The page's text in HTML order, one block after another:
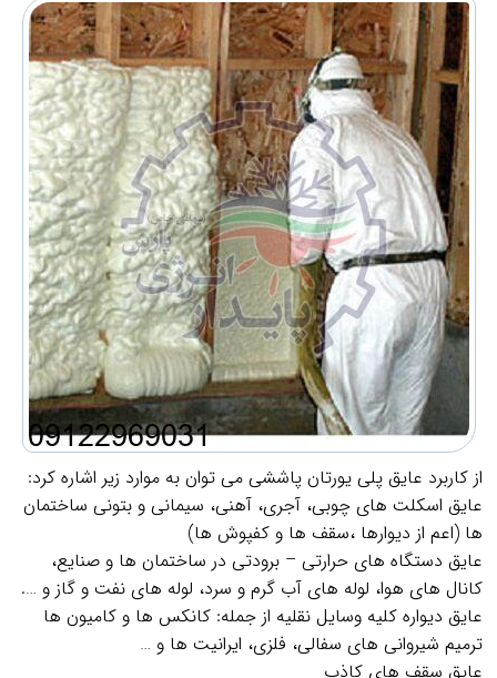
از کاربرد عایق پلی یورتان پاششی می توان به موارد زیر اشاره کرد:
عايق اسکلت هاي چوبي، آجري، آهني، سيماني و بتوني ساختمان
ها (اعم از دیوارها ،سقف ها و کفپوش ها)
عايق دستگاه هاي حرارتي – برودتي در ساختمان ها و صنایع،
کانال هاي هوا، لوله هاي آب گرم و سرد، لوله هاي نفت و گاز و ….
عايق دیواره کليه وسايل نقليه از جمله: کانکس ها و کاميون ها
ترميم شيرواني هاي سفالي، فلزي، ايرانيت ها و …
عایق سقف های کاذب